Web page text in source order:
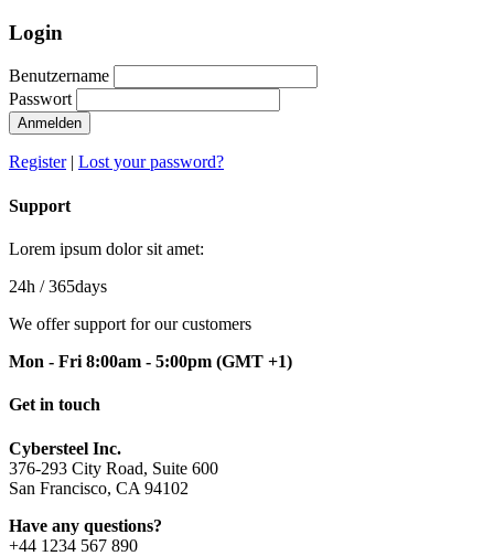
Login
Benutzername
Passwort
Anmelden
Register| Lost your password?
Support
Lorem ipsum dolor sit amet:
24h / 365days
We offer support for our customers
Mon - Fri 8:00am - 5:00pm (GMT +1)
Get in touch
Cybersteel Inc.
376-293 City Road, Suite 600
San Francisco, CA 94102
Have any questions?
+44 1234 567 890